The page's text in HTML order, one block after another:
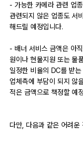
오프라인
정보 / 강좌
장터
질문 / 답변
가입인사
출사 정보
- 가능한 카메라 관련 업
관련되지 않은 업종도 서
해드릴 예정입니다.
- 배너 서비스 금액은 아
원이나 현물지원 또는 물
일정한 비율의 DC를 받
업체측에 부담이 되지 않
적은 금액으로 책정할 예
다만, 다음과 같은 어려운